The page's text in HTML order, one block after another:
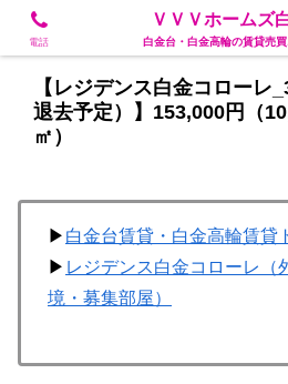
【レジデンス白金コローレ
退去予定）】153,000円（
㎡）
▶ 白金台賃貸・白金高輪賃貸
▶ レジデンス白金コローレ（
境・募集部屋）
電話
ＶＶＶホームズ
白金台・白金高輪の賃貸売